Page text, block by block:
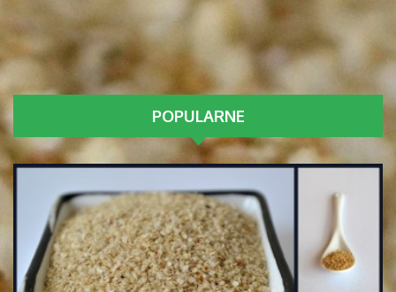
POPULARNE